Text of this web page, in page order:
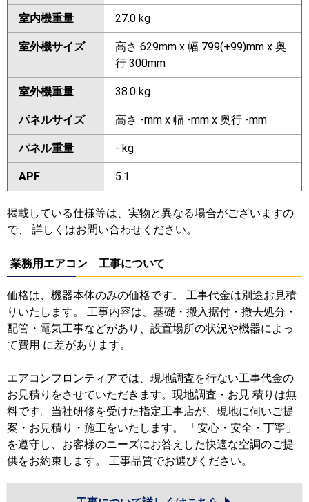
室内機重量 27.0 kg
室外機サイズ
高さ 629mm x 幅 799(+99)mm x 奥
行 300mm
室外機重量 38.0 kg
パネルサイズ 高さ -mm x 幅 -mm x 奥行 -mm
パネル重量 - kg
APF 5.1
掲載している仕様等は、実物と異なる場合がございますの
で、 詳しくはお問い合わせください。
業務用エアコン 工事について
価格は、機器本体のみの価格です。 工事代金は別途お見積
りいたします。 工事内容は、基礎・搬入据付・撤去処分・
配管・電気工事などがあり、設置場所の状況や機器によっ
て費用 に差があります。
エアコンフロンティアでは、現地調査を行ない工事代金の
お見積りをさせていただきます。現地調査・お見 積りは無
料です。当社研修を受けた指定工事店が、現地に伺いご提
案・お見積り・施工をいたします。 「安心・安全・丁寧」
を遵守し、お客様のニーズにお答えした快適な空調のご提
供をお約束します。 工事品質でお選びください。